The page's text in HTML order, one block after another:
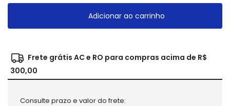
Adicionar ao carrinho
Frete grátis AC e RO para compras acima de R$
300,00
Consulte prazo e valor do frete: